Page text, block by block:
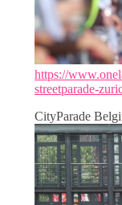
https://
streetparade-
CityParade